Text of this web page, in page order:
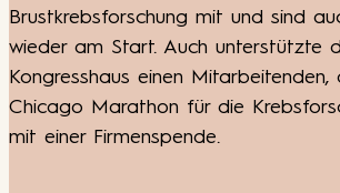
Brustkrebsforschung mit und sind
wieder am Start. Auch unterstützte
Kongresshaus einen Mitarbeitenden,
Chicago Marathon für die
mit einer Firmenspende.